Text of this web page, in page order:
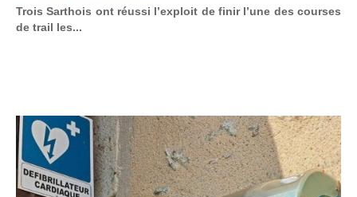
Trois Sarthois ont réussi l’exploit de finir l’une des courses
de trail les...